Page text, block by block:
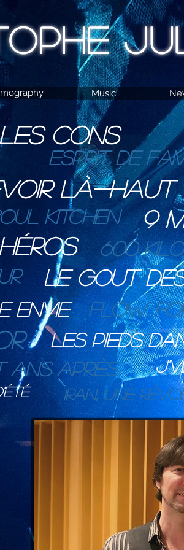
Music
Esprit de
CONS
Iran, une
Les pieds
ans après
envie
Le gout
600
9
KITCHEN
LÀ-HAUT
FLOW,